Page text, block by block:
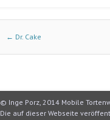
Post navigation
← Dr. Cake
© Inge Porz, 2014 Mobile
Die auf dieser Webseite